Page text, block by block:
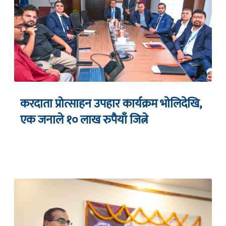
करदाता प्रोत्साहन उपहार कार्यक्रम भाेलिदेखि,
एक जनाले १० लाख रुपैयाँ जित्ने